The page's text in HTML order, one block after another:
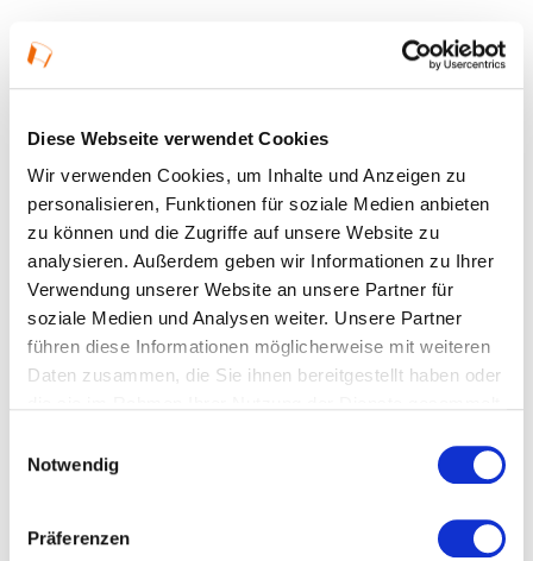
Diese Webseite verwendet Cookies
Wir verwenden Cookies, um Inhalte und Anzeigen zu
personalisieren, Funktionen für soziale Medien anbieten
zu können und die Zugriffe auf unsere Website zu
analysieren. Außerdem geben wir Informationen zu Ihrer
Verwendung unserer Website an unsere Partner für
soziale Medien und Analysen weiter. Unsere Partner
führen diese Informationen möglicherweise mit weiteren
Daten zusammen, die Sie ihnen bereitgestellt haben oder
Notwendig
Präferenzen
Schloßweg 1
64832 Babenhausen